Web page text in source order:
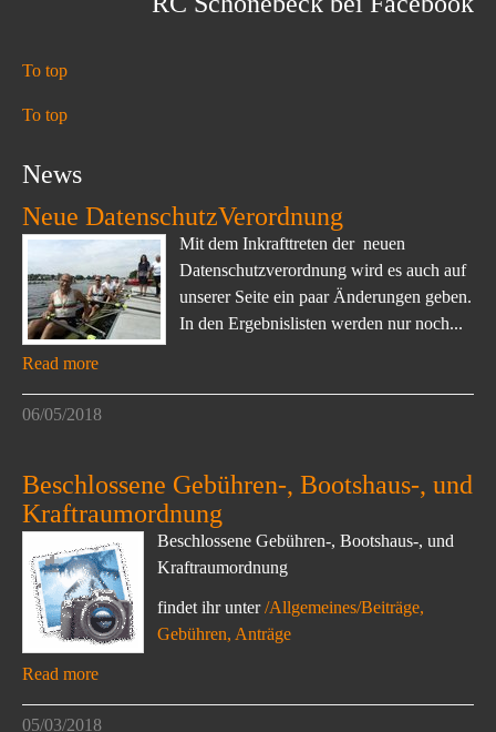
To top
To top
News
Neue DatenschutzVerordnung
Mit dem Inkrafttreten der neuen
Datenschutzverordnung wird es auch auf
unserer Seite ein paar Änderungen geben.
In den Ergebnislisten werden nur noch...
Read more
06/05/2018
Beschlossene Gebühren-, Bootshaus-, und
Kraftraumordnung
Beschlossene Gebühren-, Bootshaus-, und
Kraftraumordnung
findet ihr unter/Allgemeines/Beiträge,
Gebühren, Anträge
Read more
05/03/2018